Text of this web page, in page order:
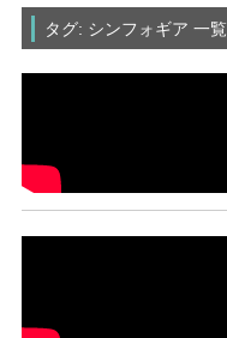
タグ: シンフォギア 一覧